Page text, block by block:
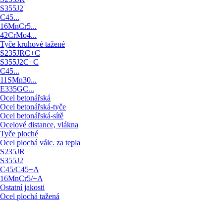
S355J2
C45...
16MnCr5...
42CrMo4...
Tyče kruhové tažené
S235JRC+C
S355J2C+C
C45...
11SMn30...
E335GC...
Ocel betonářská
Ocel betonářská-tyče
Ocel betonářská-sítě
Ocelové distance, vlákna
Tyče ploché
Ocel plochá válc. za tepla
S235JR
S355J2
C45/C45+A
16MnCr5/+A
Ostatní jakosti
Ocel plochá tažená